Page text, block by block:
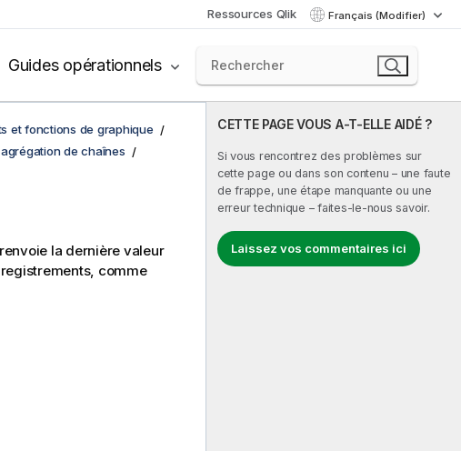
Ressources Qlik Français (Modifier)
Guides opérationnels
CETTE PAGE VOUS A-T-ELLE AIDÉ ?
Si vous rencontrez des problèmes sur
cette page ou dans son contenu – une faute
de frappe, une étape manquante ou une
erreur technique – faites-le-nous savoir.
Laissez vos commentaires ici
et fonctions de graphique
de chaînes
la dernière valeur
comme